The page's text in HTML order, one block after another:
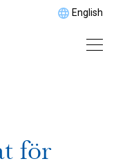
English
för